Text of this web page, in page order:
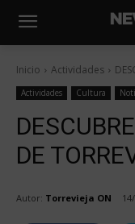
Inicio Actividades
Actividades Cultura
DE
Autor: Torrevieja ON